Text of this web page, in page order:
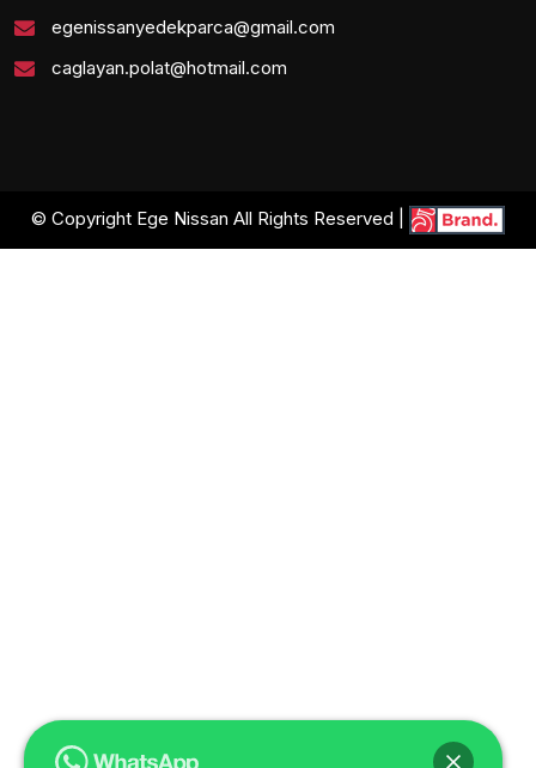
egenissanyedekparca@gmail.com
caglayan.polat@hotmail.com
© Copyright Ege Nissan All Rights Reserved |